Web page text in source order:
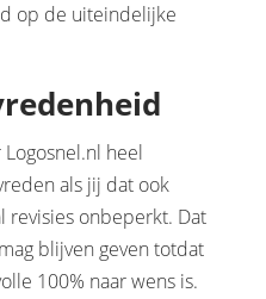
op de uiteindelijke
heel
als jij dat ook
revisies onbeperkt. Dat
blijven geven totdat
100% naar wens is.